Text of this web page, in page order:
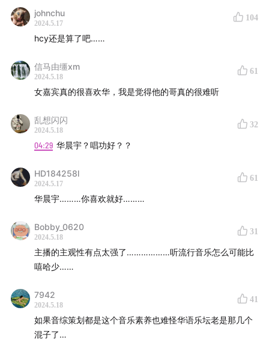
01:06:58
01:10:32芒果做音综的逻辑
视觉：@茶茶
感谢BGM《呢呃呃》作者丛日新儿的大力支持
更多节目相关内容，欢迎关注微博和微信公众号：娱乐资
johnchu
2024.5.17
104
hcy还是算了吧……
信马由缰xm
2024.5.18
61
女嘉宾真的很喜欢华，我是觉得他的哥真的很难听
乱想闪闪
2024.5.18
32
04:29 华晨宇？唱功好？？
HD184258l
2024.5.17
61
华晨宇………你喜欢就好………
Bobby_0620
2024.5.18
31
主播的主观性有点太强了………………听流行音乐怎么可能比
嘻哈少……
7942
2024.5.18
41
如果音综策划都是这个音乐素养也难怪华语乐坛老是那几个
混子了…